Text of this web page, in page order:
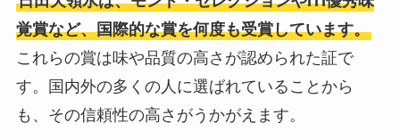
覚賞など、国際的な賞を何度も受賞しています。
これらの賞は味や品質の高さが認められた証で
す。国内外の多くの人に選ばれていることから
も、その信頼性の高さがうかがえます。